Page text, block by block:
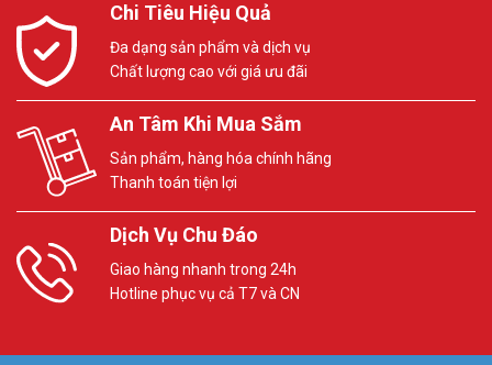
Chi Tiêu Hiệu Quả
Đa dạng sản phẩm và dịch vụ
Chất lượng cao với giá ưu đãi
An Tâm Khi Mua Sắm
Sản phẩm, hàng hóa chính hãng
Thanh toán tiện lợi
Dịch Vụ Chu Đáo
Giao hàng nhanh trong 24h
Hotline phục vụ cả T7 và CN